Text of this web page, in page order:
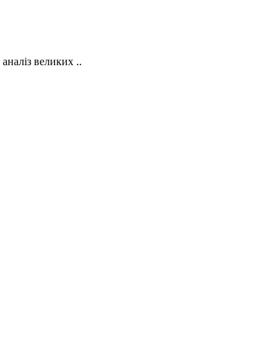
великих ..